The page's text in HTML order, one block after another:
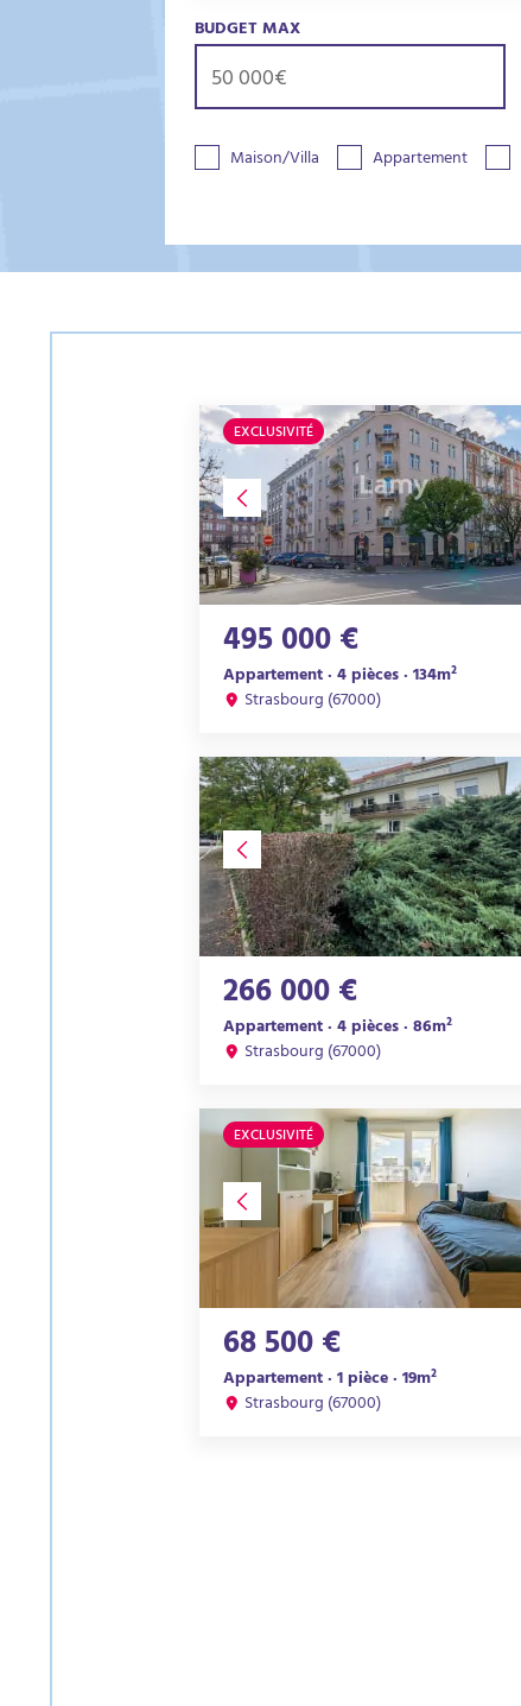
BUDGET MAX
Maison/Villa Appartement
EXCLUSIVITÉ
495 000 €
Appartement · 4 pièces · 134m²
Strasbourg (67000)
266 000 €
Appartement · 4 pièces · 86m²
Strasbourg (67000)
EXCLUSIVITÉ
68 500 €
Appartement · 1 pièce · 19m²
Strasbourg (67000)